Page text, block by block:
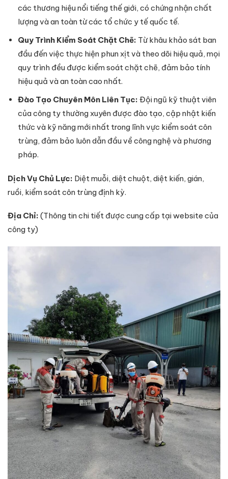
các thương hiệu nổi tiếng thế giới, có chứng nhận chất
lượng và an toàn từ các tổ chức y tế quốc tế.
Quy Trình Kiểm Soát Chặt Chẽ: Từ khâu khảo sát ban
đầu đến việc thực hiện phun xịt và theo dõi hiệu quả, mọi
quy trình đều được kiểm soát chặt chẽ, đảm bảo tính
hiệu quả và an toàn cao nhất.
Đào Tạo Chuyên Môn Liên Tục: Đội ngũ kỹ thuật viên
của công ty thường xuyên được đào tạo, cập nhật kiến
thức và kỹ năng mới nhất trong lĩnh vực kiểm soát côn
trùng, đảm bảo luôn dẫn đầu về công nghệ và phương
pháp.
Dịch Vụ Chủ Lực: Diệt muỗi, diệt chuột, diệt kiến, gián,
ruồi, kiểm soát côn trùng định kỳ.
Địa Chỉ: (Thông tin chi tiết được cung cấp tại website của
công ty)